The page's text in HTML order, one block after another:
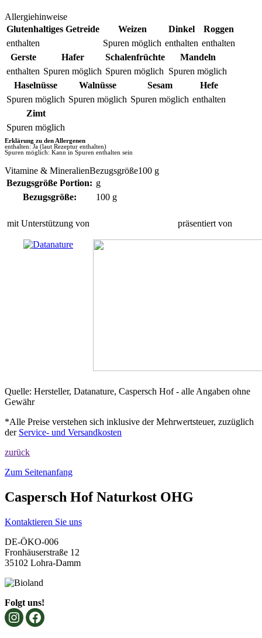
Allergiehinweise
Glutenhaltiges Getreide
enthalten
Weizen
Spuren möglich
Dinkel
enthalten
Roggen
enthalten
Gerste
enthalten
Hafer
Spuren möglich
Schalenfrüchte
Spuren möglich
Mandeln
Spuren möglich
Haselnüsse
Spuren möglich
Walnüsse
Spuren möglich
Sesam
Spuren möglich
Hefe
enthalten
Zimt
Spuren möglich
Erklärung zu den Allergenen
enthalten: Ja (laut Rezeptur enthalten)
Spuren möglich: Kann in Spuren enthalten sein
Vitamine & MineralienBezugsgröße100 g
Bezugsgröße Portion: g
Bezugsgröße:
100 g
mit Unterstützung von präsentiert von
Quelle: Hersteller, Datanature, Caspersch Hof - alle Angaben ohne
Gewähr
*Alle Preise verstehen sich inklusive der Mehrwertsteuer, zuzüglich
der Service- und Versandkosten
zurück
Zum Seitenanfang
Caspersch Hof Naturkost OHG
Kontaktieren Sie uns
DE-ÖKO-006
Fronhäuserstraße 12
35102 Lohra-Damm
Folgt uns!